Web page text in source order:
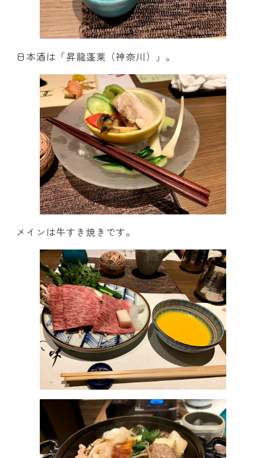
日本酒は「昇龍蓬莱（神奈川）」。
メインは牛すき焼きです。